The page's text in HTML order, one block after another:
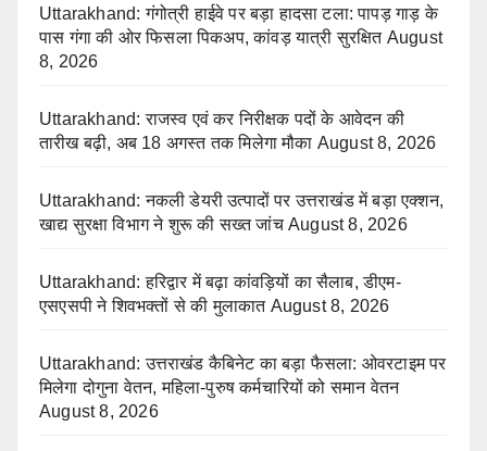
Uttarakhand: गंगोत्री हाईवे पर बड़ा हादसा टला: पापड़ गाड़ के
पास गंगा की ओर फिसला पिकअप, कांवड़ यात्री सुरक्षित August
8, 2026
Uttarakhand: राजस्व एवं कर निरीक्षक पदों के आवेदन की
तारीख बढ़ी, अब 18 अगस्त तक मिलेगा मौका August 8, 2026
Uttarakhand: नकली डेयरी उत्पादों पर उत्तराखंड में बड़ा एक्शन,
खाद्य सुरक्षा विभाग ने शुरू की सख्त जांच August 8, 2026
Uttarakhand: हरिद्वार में बढ़ा कांवड़ियों का सैलाब, डीएम-
एसएसपी ने शिवभक्तों से की मुलाकात August 8, 2026
Uttarakhand: उत्तराखंड कैबिनेट का बड़ा फैसला: ओवरटाइम पर
मिलेगा दोगुना वेतन, महिला-पुरुष कर्मचारियों को समान वेतन
August 8, 2026